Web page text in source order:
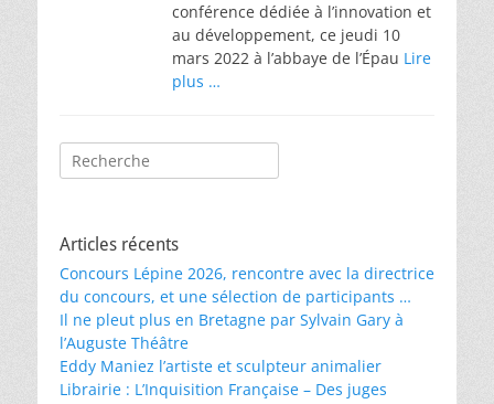
conférence dédiée à l’innovation et
au développement, ce jeudi 10
mars 2022 à l’abbaye de l’Épau Lire
plus …
Rechercher :
Articles récents
Concours Lépine 2026, rencontre avec la directrice
du concours, et une sélection de participants …
Il ne pleut plus en Bretagne par Sylvain Gary à
l’Auguste Théâtre
Eddy Maniez l’artiste et sculpteur animalier
Librairie : L’Inquisition Française – Des juges